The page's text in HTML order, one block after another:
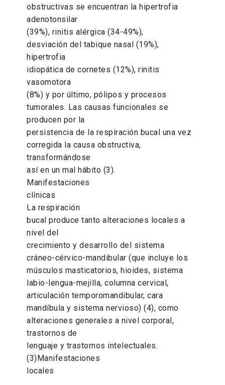
obstructivas se encuentran la hipertrofia
adenotonsilar
(39%), rinitis alérgica (34-49%),
desviación del tabique nasal (19%),
hipertrofia
idiopática de cornetes (12%), rinitis
vasomotora
(8%) y por último, pólipos y procesos
tumorales. Las causas funcionales se
producen por la
persistencia de la respiración bucal una vez
corregida la causa obstructiva,
transformándose
así en un mal hábito (3).
Manifestaciones
clínicas
La respiración
bucal produce tanto alteraciones locales a
nivel del
crecimiento y desarrollo del sistema
cráneo-cérvico-mandibular (que incluye los
músculos masticatorios, hioides, sistema
labio-lengua-mejilla, columna cervical,
articulación temporomandibular, cara
mandíbula y sistema nervioso) (4), como
alteraciones generales a nivel corporal,
trastornos de
lenguaje y trastornos intelectuales.
(3)Manifestaciones
locales